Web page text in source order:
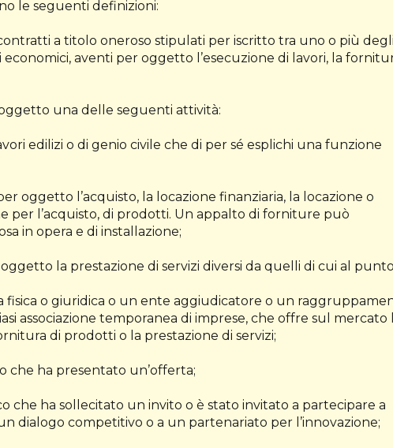
le seguenti definizioni:
a titolo oneroso stipulati per iscritto tra uno o più degli
aventi per oggetto l’esecuzione di lavori, la
una delle seguenti attività:
edilizi o di genio civile che di per sé esplichi una funzione
oggetto l’acquisto, la locazione finanziaria, la locazione o
per l’acquisto, di prodotti. Un appalto di forniture può
in opera e di installazione;
la prestazione di servizi diversi da quelli di cui al
fisica o giuridica o un ente aggiudicatore o un
associazione temporanea di imprese, che offre sul mercato
di prodotti o la prestazione di servizi;
che ha presentato un’offerta;
che ha sollecitato un invito o è stato invitato a partecipare a
dialogo competitivo o a un partenariato per l’innovazione;